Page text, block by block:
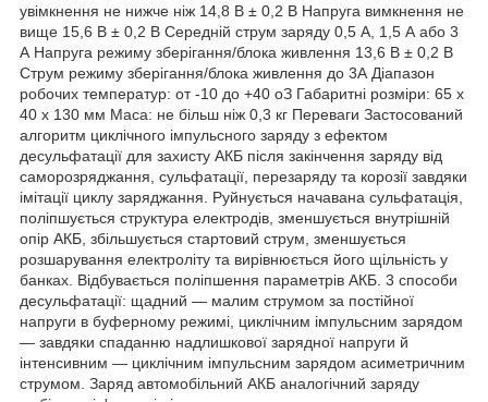
увімкнення не нижче ніж 14,8 В ± 0,2 В Напруга вимкнення не
вище 15,6 В ± 0,2 В Середній струм заряду 0,5 А, 1,5 А або 3
А Напруга режиму зберігання/блока живлення 13,6 В ± 0,2 В
Струм режиму зберігання/блока живлення до 3А Діапазон
робочих температур: от -10 до +40 оЗ Габаритні розміри: 65 х
40 х 130 мм Маса: не більш ніж 0,3 кг Переваги Застосований
алгоритм циклічного імпульсного заряду з ефектом
десульфатації для захисту АКБ після закінчення заряду від
саморозряджання, сульфатації, перезаряду та корозії завдяки
імітації циклу заряджання. Руйнується начавана сульфатація,
поліпшується структура електродів, зменшується внутрішній
опір АКБ, збільшується стартовий струм, зменшується
розшарування електроліту та вирівнюється його щільність у
банках. Відбувається поліпшення параметрів АКБ. 3 способи
десульфатації: щадний — малим струмом за постійної
напруги в буферному режимі, циклічним імпульсним зарядом
— завдяки спаданню надлишкової зарядної напруги й
інтенсивним — циклічним імпульсним зарядом асиметричним
струмом. Заряд автомобільний АКБ аналогічний заряду